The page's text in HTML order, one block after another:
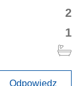
2
1
Odpowiedz